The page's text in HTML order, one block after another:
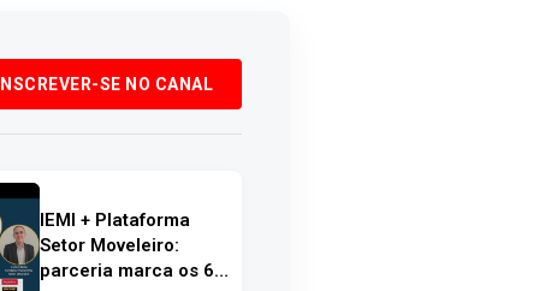
SE NO CANAL
IEMI + Plataforma
Setor Moveleiro:
parceria marca os 6